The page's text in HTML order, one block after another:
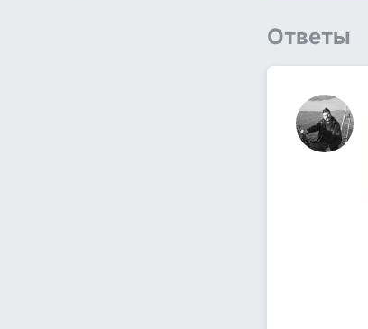
Ответы